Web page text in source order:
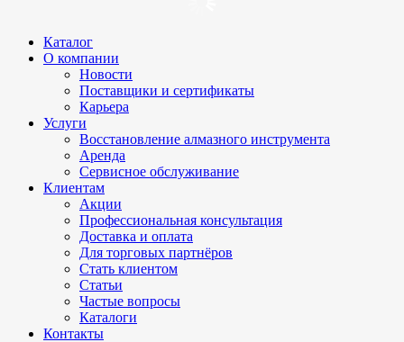
Каталог
О компании
Новости
Поставщики и сертификаты
Карьера
Услуги
Восстановление алмазного инструмента
Аренда
Сервисное обслуживание
Клиентам
Акции
Профессиональная консультация
Доставка и оплата
Для торговых партнёров
Стать клиентом
Статьи
Частые вопросы
Каталоги
Контакты